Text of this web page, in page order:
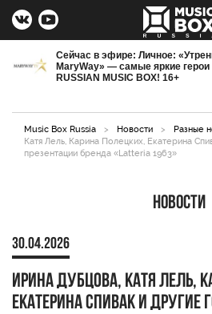
Сейчас в эфире: Личное:
MaryWay» — самые яркие герои
RUSSIAN MUSIC BOX! 16+
Music Box Russia > Новости > Разные
Катя Лель, Карина Полецких, Екатерина
презентации бренда «Latteria 1963»
Новости
30.04.2026
Ирина Дубцова, Катя Лель,
Екатерина Спивак и другие